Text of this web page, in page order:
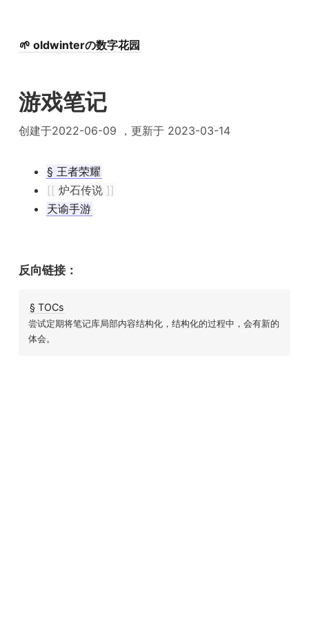
🌱 oldwinterの数字花园
游戏笔记
创建于2022-06-09 ，更新于 2023-03-14
§ 王者荣耀
[[ 炉石传说 ]]
天谕手游
反向链接：
§ TOCs
尝试定期将笔记库局部内容结构化，结构化的过程中，会有新的
体会。